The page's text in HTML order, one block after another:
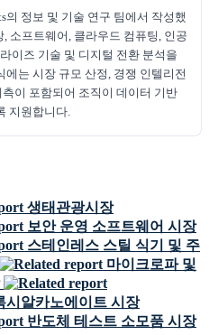
의 정보 및 기술 연구 팀에서 작성했
소프트웨어, 클라우드 컴퓨팅, 인공
이즈 기술 및 디지털 전환 분석을
는 시장 규모 산정, 경쟁 인텔리전
이 포함되어 조직이 데이터 기반
지원합니다.
생태관광시장
보안 운영 소프트웨어 시장
스테인레스 스틸 식기 및 주
마이크로파 및
시알카노에이트 시장
반도체 테스트 소모품 시장